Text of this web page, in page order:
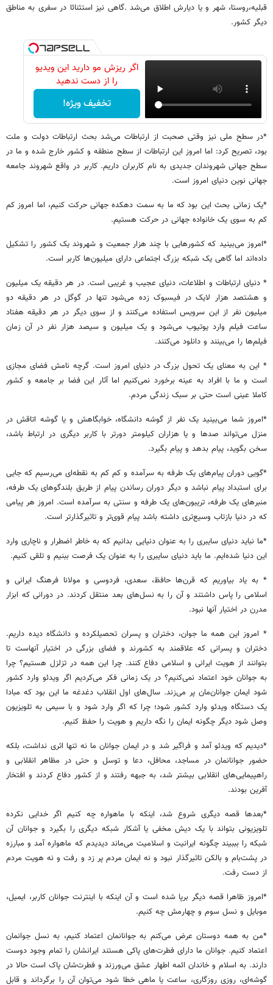
قبلیه،روستا، شهر و یا دیارش اطلاق می‌شد .گاهی نیز استثنائا در سفری به مناطق
دیگر کشور.
اگر ریزش مو دارید این ویدیو
را از دست ندهید
تخفیف ویژه!
*در سطح ملی نیز وقتی صحبت از ارتباطات می‌شد بحث ارتباطات دولت و ملت
بود، تصریح کرد: اما امروز این ارتباطات از سطح منطقه و کشور خارج شده و ما در
سطح جهانی شهروندان جدیدی به نام کاربران داریم. کاربر در واقع شهروند جامعه
جهانی نوین دنیای امروز است.
*یک زمانی بحث این بود که ما به سمت دهکده جهانی حرکت کنیم، اما امروز کم
کم به سوی یک خانواده جهانی در حرکت هستیم.
*امروز می‌بینید که کشورهایی با چند هزار جمعیت و شهروند یک کشور را تشکیل
داده‌اند اما گاهی یک شبکه بزرگ اجتماعی دارای میلیون‌ها کاربر است.
* دنیای ارتباطات و اطلاعات، دنیای عجیب و غریبی است. در هر دقیقه یک میلیون
و هشتصد هزار لایک در فیسبوک زده می‌شود تنها در گوگل در هر دقیقه دو
میلیون نفر از این سرویس استفاده می‌کنند و از سوی دیگر در هر دقیقه هفتاد
ساعت فیلم وارد یوتیوب می‌شود و یک میلیون و سیصد هزار نفر در آن زمان
فیلم‌ها را می‌بینند و دانلود می‌کنند.
* این به معنای یک تحول بزرگ در دنیای امروز است. گرچه نامش فضای مجازی
است و ما با افراد به عینه برخورد نمی‌کنیم اما آثار این فضا بر جامعه و کشور
کاملا عینی است حتی بر سبک زندگی مردم.
*امروز شما می‌بینید یک نفر از گوشه دانشگاه، خوابگاهش و یا گوشه اتاقش در
منزل می‌تواند صدها و یا هزاران کیلومتر دورتر با کاربر دیگری در ارتباط باشد،
سخن بگوید، پیام بدهد و پیام بگیرد.
*گویی دوران پیام‌های یک طرفه به سرآمده و کم کم به نقطه‌ای می‌رسیم که جایی
برای استبداد پیام نباشد و دیگر دوران رساندن پیام از طریق بلندگوهای یک طرفه،
منبرهای یک طرفه، تریبون‌های یک طرفه و سنتی به سرآمده است. امروز هر پیامی
که در دنیا بازتاب وسیع‌تری داشته باشد پیام قوی‌تر و تاثیرگذار‌تر است.
*ما نباید دنیای سایبری را به عنوان دنیایی بدانیم که به خاطر اضطرار و ناچاری وارد
این دنیا شده‌ایم. ما باید دنیای سایبری را به عنوان یک فرصت ببنیم و تلقی کنیم.
* به یاد بیاوریم که قرن‌ها حافظ، سعدی، فردوسی و مولانا فرهنگ ایرانی و
اسلامی را پاس داشتند و آن را به نسل‌های بعد منتقل کردند. در دورانی که ابزار
مدرن در اختیار آنها نبود.
* امروز این همه ما جوان، دختران و پسران تحصیلکرده و دانشگاه دیده داریم.
دختران و پسرانی که علاقمند به کشورند و فضای بزرگی در اختیار آنهاست تا
بتوانند از هویت ایرانی و اسلامی دفاع کنند. چرا این همه در تزلزل هستیم؟ چرا
به جوانان خود اعتماد نمی‌کنیم؟ در یک زمانی فکر می‌کردیم اگر ویدئو وارد کشور
شود ایمان جوانان‌مان پر می‌زند. سال‌های اول انقلاب دغدغه ما این بود که مبادا
یک دستگاه ویدئو وارد کشور شود؛ چرا که اگر وارد شود و با سیمی به تلویزیون
وصل شود دیگر چگونه ایمان را نگه داریم و هویت را حفظ کنیم.
*دیدیم که ویدئو آمد و فراگیر شد و در ایمان جوانان ما نه تنها اثری نداشت، بلکه
حضور جوانانمان در مساجد، محافل، دعا و توسل و حتی در مظاهر انقلابی و
راهپیمایی‌های انقلابی بیشتر شد، به جبهه رفتند و از کشور دفاع کردند و افتخار
آفرین بودند.
*بعدها قصه دیگری شروع شد، اینکه با ماهواره چه کنیم اگر خدایی نکرده
تلویزیونی بتواند با یک دیش مخفی یا آشکار شبکه دیگری را بگیرد و جوانان آن
شبکه را بببیند چگونه ایرانیت و اسلامیت می‌ماند دیدیدم که ماهواره آمد و مبارزه
در پشت‌بام و بالکن تاثیرگذار نبود و نه ایمان مردم پر زد و رفت و نه هویت مردم
از دست رفت.
*امروز ظاهرا قصه دیگر برپا شده است و آن اینکه با اینترنت جوانان کاربر، ایمیل،
موبایل و نسل سوم و چهارمش چه کنیم.
*من به همه دوستان عرض می‌کنم به جوانانمان اعتماد کنیم، به نسل جوانمان
اعتماد کنیم. جوانان ما دارای فطرت‌های پاکی هستند ایرانشان را تمام وجود دوست
دارند. به اسلام و خاندان ائمه اطهار عشق می‌ورزند و فطرت‌شان پاک است حالا در
گوشه‌ای، روزی روزگاری، ساعت یا ماهی خطا شود می‌توان آن را برگرداند و قابل